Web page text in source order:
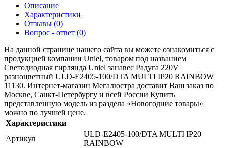
Описание
Характеристики
Отзывы (0)
Вопрос - ответ (0)
На данной странице нашего сайта вы можете ознакомиться с
продукцией компании Uniel, товаром под названием
Светодиодная гирлянда Uniel занавес Радуга 220V
разноцветный ULD-E2405-100/DTA MULTI IP20 RAINBOW
11130. Интернет-магазин Мегалюстра доставит Ваш заказ по
Москве, Санкт-Петербургу и всей России Купить
представленную модель из раздела «Новогодние товары»
можно по лучшей цене.
Характеристики
Артикул
ULD-E2405-100/DTA MULTI IP20
RAINBOW